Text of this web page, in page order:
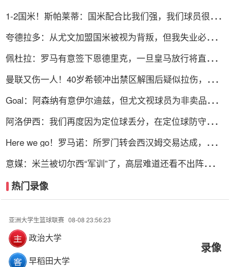
1-2国米！斯帕莱蒂：国米配合比我们强，我们球员很棒
夸德拉多：从尤文加盟国米被视为背叛，但我失业必须寻
佩杜拉：罗马有意签下恩德里克，一旦皇马放行将直接加
曼联又伤一人！40岁希顿冲出禁区解围后疑似拉伤，被换
Goal：阿森纳有意伊尔迪兹，但尤文视球员为非卖品，除
阿洛伊西：我们再度因为定位球丢分，在定位球防守上犯
Here we go！罗马诺：所罗门转会西汉姆交易达成，总价
意媒：米兰被切尔西“军训”了，高层难道还看不出阵容短
热门录像
亚洲大学生篮球联赛 08-08 23:56:23
政治大学
早稻田大学
录像